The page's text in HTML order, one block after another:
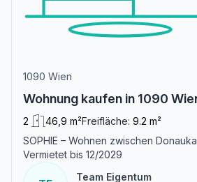
1090 Wien
Wohnung kaufen in 1090
2 46,9 m²Freifläche: 9.2 m²
SOPHIE – Wohnen zwischen
Vermietet bis 12/2029
Team Eigentum